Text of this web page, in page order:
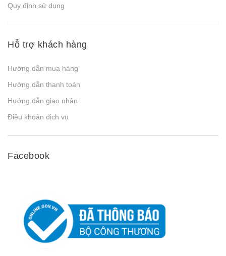
Quy định sử dụng
Hỗ trợ khách hàng
Hướng dẫn mua hàng
Hướng dẫn thanh toán
Hướng dẫn giao nhận
Điều khoản dịch vụ
Facebook